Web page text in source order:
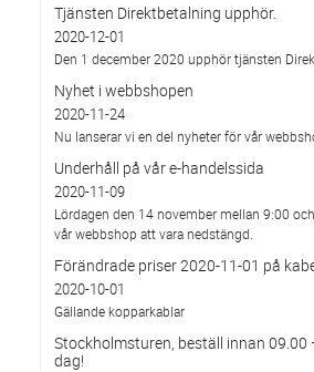
Tjänsten Direktbetalning upphör.
2020-12-01
Den 1 december 2020 upphör tjänsten
Nyhet i webbshopen
2020-11-24
Nu lanserar vi en del nyheter för vår
Underhåll på vår e-handelssida
2020-11-09
Lördagen den 14 november mellan 9:00
vår webbshop att vara nedstängd.
Förändrade priser 2020-11-01 på
2020-10-01
Gällande kopparkablar
Stockholmsturen, beställ innan 09.00
dag!